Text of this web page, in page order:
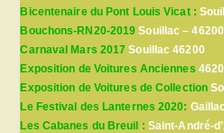
Bicentenaire du Pont Louis Vicat :
Bouchons-RN20-2019Souillac – 46200
Carnaval Mars 2017 Souillac 46200
Exposition de Voitures Anciennes
Exposition de Voitures de Collection
Le Festival des Lanternes 2020:
Les Cabanes du Breuil : Saint-André-